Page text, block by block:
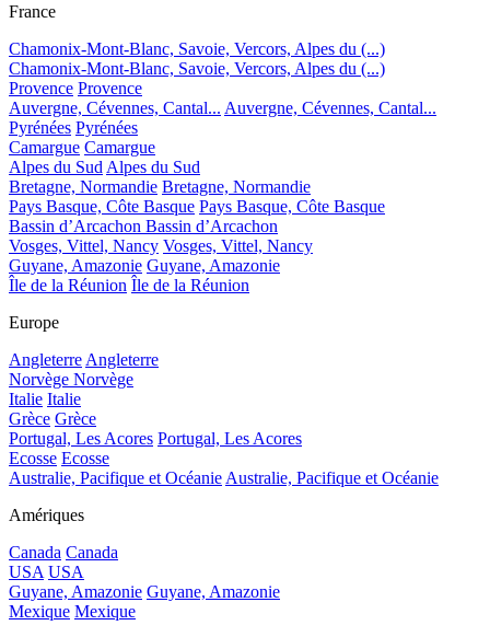
France
Chamonix-Mont-Blanc, Savoie, Vercors, Alpes du (...)
Chamonix-Mont-Blanc, Savoie, Vercors, Alpes du (...)
Provence Provence
Auvergne, Cévennes, Cantal... Auvergne, Cévennes, Cantal...
Pyrénées Pyrénées
Camargue Camargue
Alpes du Sud Alpes du Sud
Bretagne, Normandie Bretagne, Normandie
Pays Basque, Côte Basque Pays Basque, Côte Basque
Bassin d’Arcachon Bassin d’Arcachon
Vosges, Vittel, Nancy Vosges, Vittel, Nancy
Guyane, Amazonie Guyane, Amazonie
Île de la Réunion Île de la Réunion
Europe
Angleterre Angleterre
Norvège Norvège
Italie Italie
Grèce Grèce
Portugal, Les Acores Portugal, Les Acores
Ecosse Ecosse
Australie, Pacifique et Océanie Australie, Pacifique et Océanie
Amériques
Canada Canada
USA USA
Guyane, Amazonie Guyane, Amazonie
Mexique Mexique